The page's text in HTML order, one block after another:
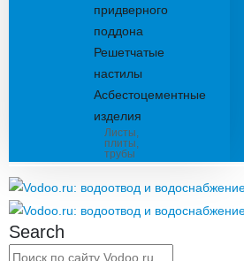
придверного
поддона
Решетчатые
настилы
Асбестоцементные
изделия
Листы,
плиты,
трубы
Search